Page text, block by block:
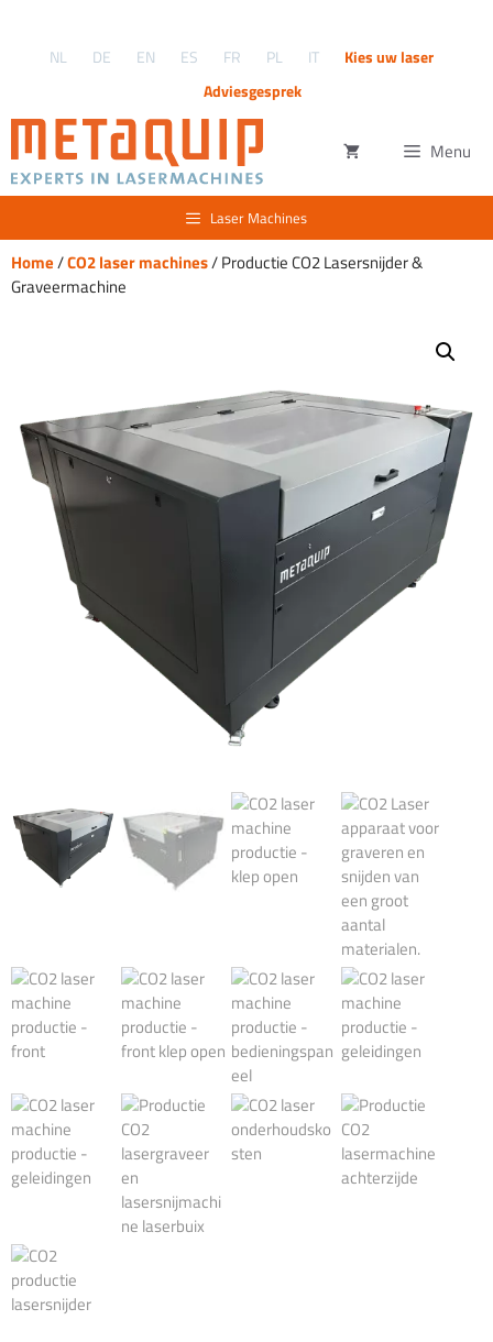
NL DE EN ES FR PL IT
Kies uw laser
Adviesgesprek
Menu
Laser Machines
Home/CO2 laser machines/ Productie CO2 Lasersnijder &
Graveermachine